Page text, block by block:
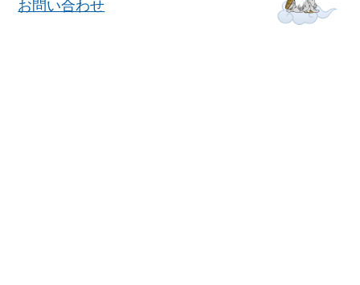
お問い合わせ